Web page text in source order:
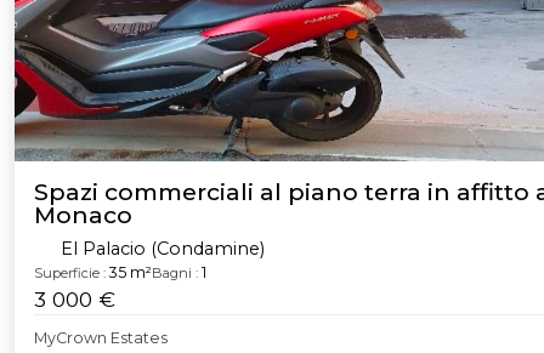
Spazi commerciali al piano terra in affitto
Monaco
El Palacio (Condamine)
Superficie : 35 m²Bagni : 1
3 000 €
MyCrown Estates